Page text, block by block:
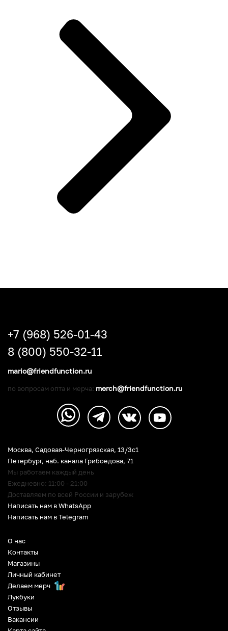
О нас
Контакты
Магазины
Личный кабинет
Делаем мерч
Лукбуки
Отзывы
Вакансии
Москва, Садовая-Черногрязская, 13/3c1
Петербург, наб. канала Грибоедова, 71
Мы работаем каждый день
Ежедневно: 11:00 - 21:00
Доставляем по всей России и зарубеж
Написать нам в WhatsApp
Написать нам в Telegram
+7 (968) 526-01-43
8 (800) 550-32-11
mario@friendfunction.ru
по вопросам опта и мерча: merch@friendfunction.ru